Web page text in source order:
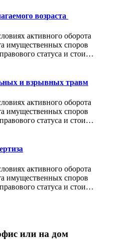
возраста
активного оборота
имущественных споров
статуса и стои…
и взрывных травм
активного оборота
имущественных споров
статуса и стои…
активного оборота
имущественных споров
статуса и стои…
или на дом